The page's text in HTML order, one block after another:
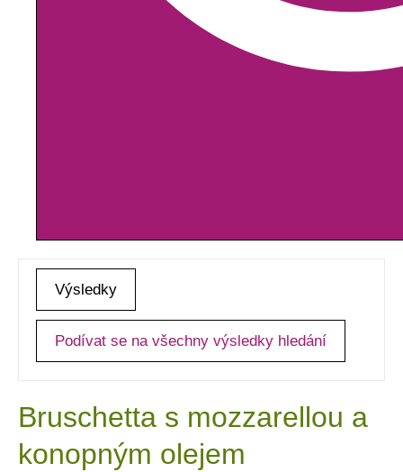
Výsledky
Podívat se na všechny výsledky hledání
Bruschetta s mozzarellou a
konopným olejem